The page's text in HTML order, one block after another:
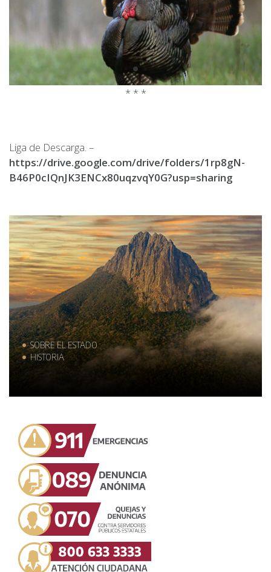
* * *
Liga de Descarga. –
https://drive.google.com/drive/folders/1rp8gN-
B46P0cIQnJK3ENCx80uqzvqY0G?usp=sharing
SOBRE EL ESTADO
HISTORIA